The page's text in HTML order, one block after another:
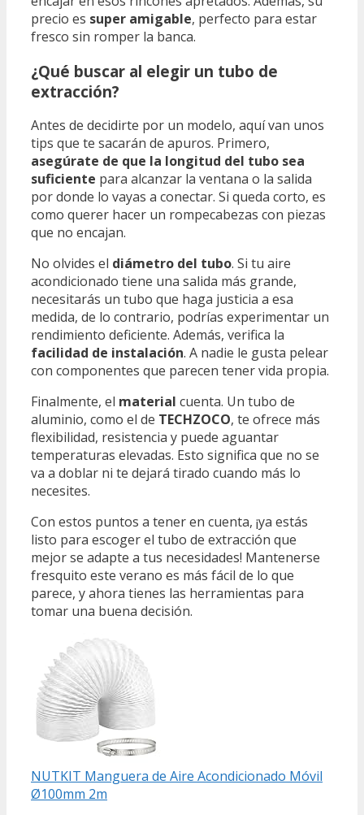
precio es super amigable, perfecto para estar
fresco sin romper la banca.
¿Qué buscar al elegir un tubo de
extracción?
Antes de decidirte por un modelo, aquí van unos
tips que te sacarán de apuros. Primero,
asegúrate de que la longitud del tubo sea
suficiente para alcanzar la ventana o la salida
por donde lo vayas a conectar. Si queda corto, es
como querer hacer un rompecabezas con piezas
que no encajan.
No olvides el diámetro del tubo. Si tu aire
acondicionado tiene una salida más grande,
necesitarás un tubo que haga justicia a esa
medida, de lo contrario, podrías experimentar un
rendimiento deficiente. Además, verifica la
facilidad de instalación. A nadie le gusta pelear
con componentes que parecen tener vida propia.
Finalmente, el material cuenta. Un tubo de
aluminio, como el de TECHZOCO, te ofrece más
flexibilidad, resistencia y puede aguantar
temperaturas elevadas. Esto significa que no se
va a doblar ni te dejará tirado cuando más lo
necesites.
Con estos puntos a tener en cuenta, ¡ya estás
listo para escoger el tubo de extracción que
mejor se adapte a tus necesidades! Mantenerse
fresquito este verano es más fácil de lo que
parece, y ahora tienes las herramientas para
tomar una buena decisión.
NUTKIT Manguera de Aire Acondicionado Móvil
Ø100mm 2m